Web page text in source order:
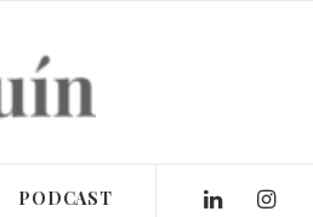
PODCAST